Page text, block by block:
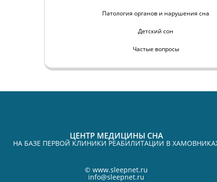
Патология органов и нарушения сна
Детский сон
Частые вопросы
ЦЕНТР МЕДИЦИНЫ СНА
НА БАЗЕ ПЕРВОЙ КЛИНИКИ РЕАБИЛИТАЦИИ В
© www.sleepnet.ru
info@sleepnet.ru